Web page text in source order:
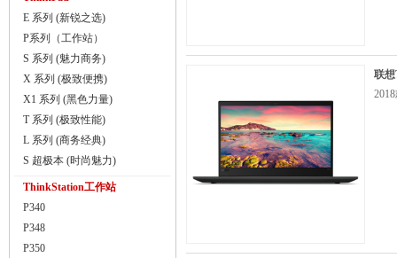
E 系列 (新锐之选)
P系列（工作站）
S 系列 (魅力商务)
X 系列 (极致便携)
X1 系列 (黑色力量)
T 系列 (极致性能)
L 系列 (商务经典)
S 超极本 (时尚魅力)
ThinkStation工作站
P340
P348
P350
联